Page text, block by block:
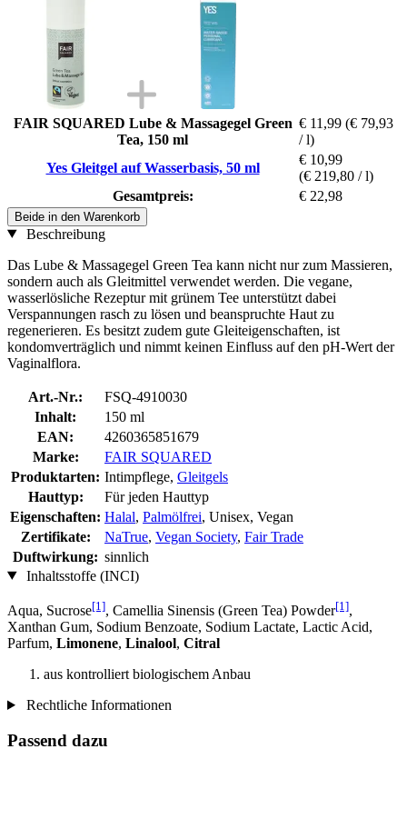
FAIR SQUARED Lube & Massagegel Green
Tea, 150 ml
€ 11,99 (€ 79,93
/ l)
Yes Gleitgel auf Wasserbasis, 50 ml
€ 10,99
(€ 219,80 / l)
Gesamtpreis:
€ 22,98
Beide in den Warenkorb
Beschreibung
Das Lube & Massagegel Green Tea kann nicht nur zum Massieren,
sondern auch als Gleitmittel verwendet werden. Die vegane,
wasserlösliche Rezeptur mit grünem Tee unterstützt dabei
Verspannungen rasch zu lösen und beanspruchte Haut zu
regenerieren. Es besitzt zudem gute Gleiteigenschaften, ist
kondomverträglich und nimmt keinen Einfluss auf den pH-Wert der
Vaginalflora.
Art.-Nr.:
FSQ-4910030
Inhalt:
150 ml
EAN:
4260365851679
Marke:
FAIR SQUARED
Produktarten: Intimpflege, Gleitgels
Hauttyp:
Für jeden Hauttyp
Eigenschaften: Halal, Palmölfrei, Unisex, Vegan
Zertifikate:
NaTrue, Vegan Society, Fair Trade
Duftwirkung: sinnlich
Inhaltsstoffe (INCI)
Aqua, Sucrose[1], Camellia Sinensis (Green Tea) Powder[1],
Xanthan Gum, Sodium Benzoate, Sodium Lactate, Lactic Acid,
Parfum, Limonene, Linalool, Citral
aus kontrolliert biologischem Anbau
Rechtliche Informationen
Passend dazu